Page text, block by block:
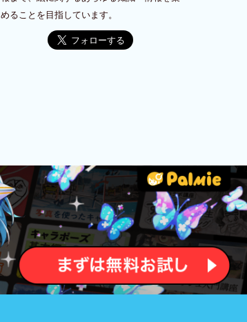
めることを目指しています。